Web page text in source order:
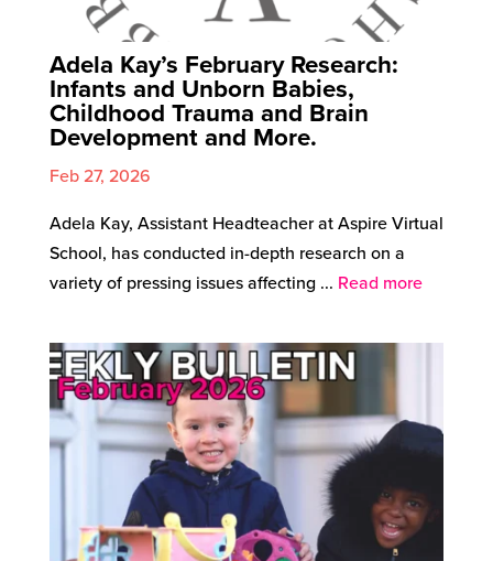
Adela Kay’s February Research:
Infants and Unborn Babies,
Childhood Trauma and Brain
Development and More.
Feb 27, 2026
Adela Kay, Assistant Headteacher at Aspire Virtual
School, has conducted in-depth research on a
variety of pressing issues affecting ... Read more